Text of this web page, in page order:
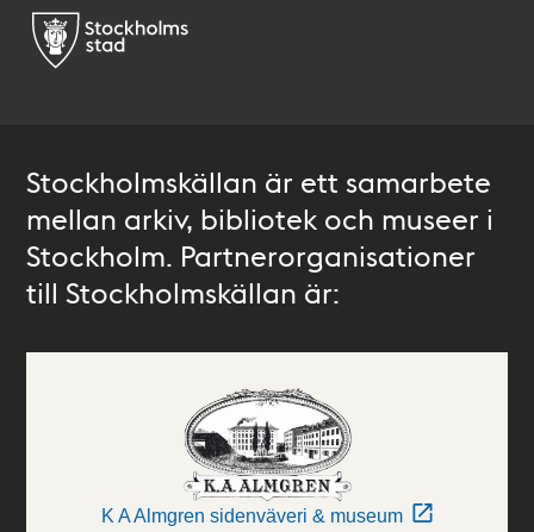
Stockholmskällan är ett samarbete
mellan arkiv, bibliotek och museer i
Stockholm. Partnerorganisationer
till Stockholmskällan är:
K A Almgren sidenväveri & museum